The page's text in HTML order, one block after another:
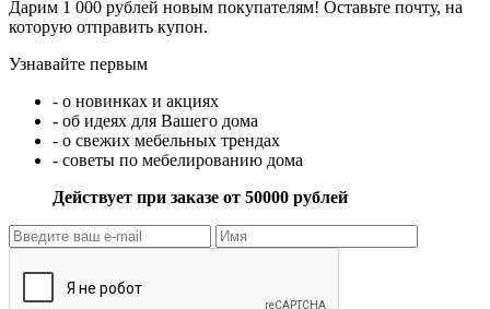
Дарим 1 000 рублей новым покупателям! Оставьте почту, на
которую отправить купон.
Узнавайте первым
- о новинках и акциях
- об идеях для Вашего дома
- о свежих мебельных трендах
- советы по мебелированию дома
Действует при заказе от 50000 рублей